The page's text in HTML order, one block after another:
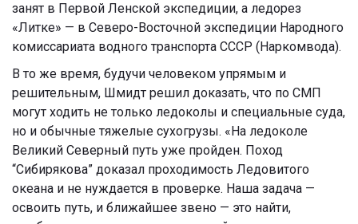
занят в Первой Ленской экспедиции, а ледорез
«Литке» — в Северо-Восточной экспедиции Народного
комиссариата водного транспорта СССР (Наркомвода).
В то же время, будучи человеком упрямым и
решительным, Шмидт решил доказать, что по СМП
могут ходить не только ледоколы и специальные суда,
но и обычные тяжелые сухогрузы. «На ледоколе
Великий Северный путь уже пройден. Поход
“Сибирякова” доказал проходимость Ледовитого
океана и не нуждается в проверке. Наша задача —
освоить путь, и ближайшее звено — это найти,